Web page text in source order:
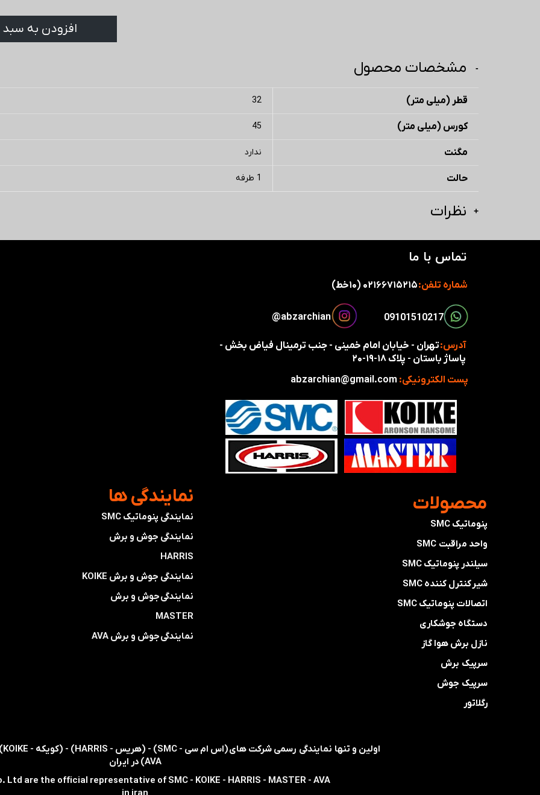
افزودن به سبد
مشخصات محصول
قطر (میلی متر) 32
کورس (میلی متر) 45
مگنت ندارد
حالت 1 طرفه
نظرات
تماس با ما
شماره تلفن:
آدرس:تهران - خیابان امام خمینی - جنب ترمینال فیاض بخش -
پاساژ باستان - پلاک ۱۸-۱۹-۲۰
پست الکترونیکی: abzarchian@gmail.com
​​09101510217​​​​​​​
​​​abzarchian@
​محصولات
پنوماتیک SMC
واحد مراقبت SMC
سیلندر پنوماتیک SMC
شیر کنترل کننده SMC
اتصالات پنوماتیک SMC
دستگاه جوشکاری
نازل برش هوا گاز
سرپیک برش
سرپیک جوش
رگلاتور
​نمایندگی ها
نمایندگی پنوماتیک SMC
​​​​​​​نمایندگی جوش و برش
HARRIS
​​​​نمایندگی ​​​ جوش و برش KOIKE
​​​​نمایندگیجوش و برش
MASTER
​​​​نمایندگی​​​​​​​جوش و برش AVA
AVA) در ایران
Ltd are the official representative of SMC - KOIKE - HARRIS - MASTER - AVA